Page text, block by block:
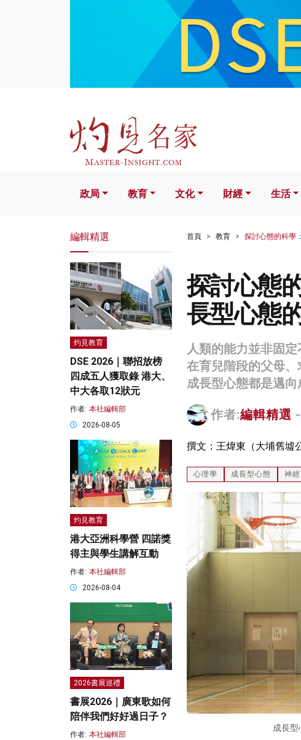
文化 財經 生活
政局 教育 文化 財經 生活
首頁 教育 探討心態的科學
探討心態
長型心態
人類的能力並非固
在育兒階段的父母、
成長型心態都是邁向
作者:編輯精選
撰文：王煒東（大埔舊墟
心理學 成長型心態 神
成長型
編輯精選
灼見教育
DSE 2026｜聯招放榜
四成五人獲取錄 港大、
中大各取12狀元
作者: 本社編輯部
2026-08-05
灼見教育
港大亞洲科學營 四諾獎
得主與學生講解互動
作者: 本社編輯部
2026-08-04
2026書展巡禮
書展2026｜廣東歌如何
陪伴我們好好過日子？
作者: 本社編輯部